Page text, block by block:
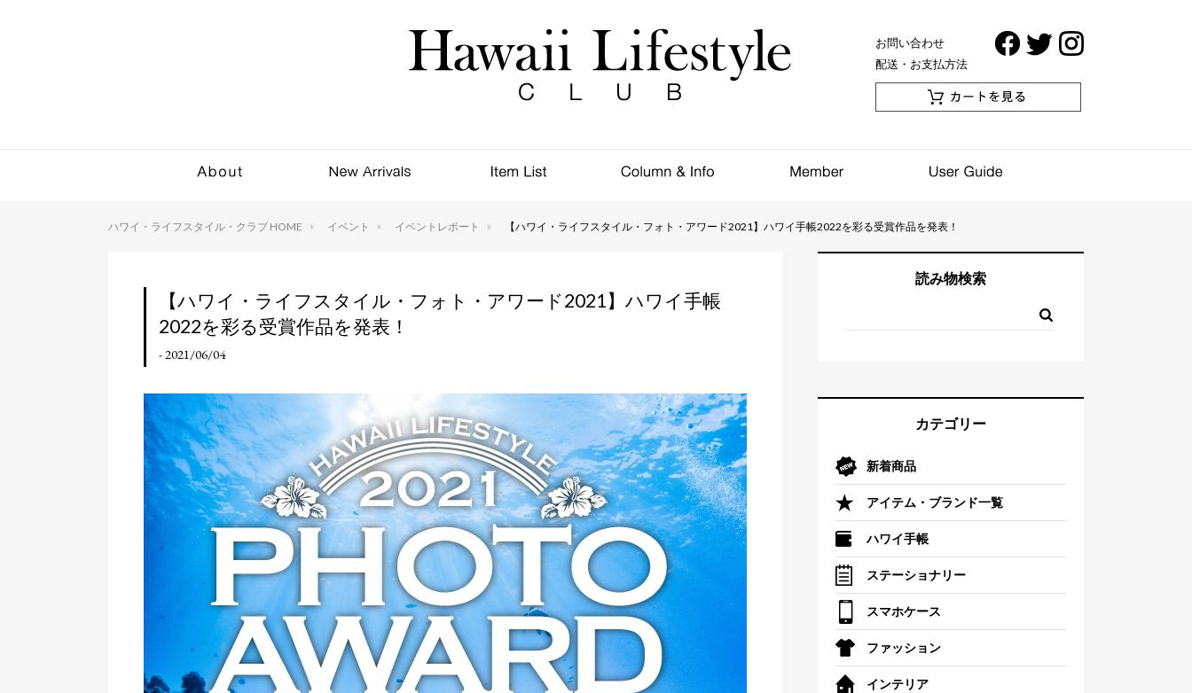
お問い合わせ
配送・お支払方法
ハワイ・ライフスタイル・クラブ HOME イベント イベントレポート 【ハワイ・ライフスタイル・フォト・アワード2021】ハワイ手帳2022を彩る受賞作品を発表！
【ハワイ・ライフスタイル・フォト・アワード2021】ハワイ手帳
2022を彩る受賞作品を発表！
- 2021/06/04
読み物検索
カテゴリー
新着商品
アイテム・ブランド一覧
ハワイ手帳
ステーショナリー
スマホケース
ファッション
インテリア